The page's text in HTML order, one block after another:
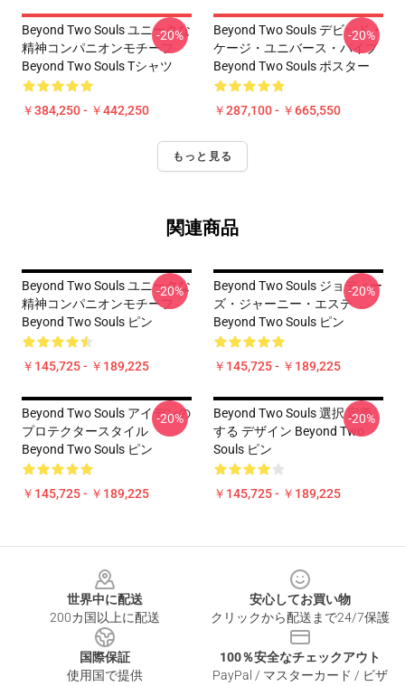
Beyond Two Souls ユニークな
精神コンパニオンモチーフ
Beyond Two Souls Tシャツ
￥384,250 - ￥442,250
-20%
Beyond Two Souls デビッド・
ケージ・ユニバース・バイブ
Beyond Two Souls ポスター
￥287,100 - ￥665,550
-20%
もっと見る
関連商品
Beyond Two Souls ユニークな
精神コンパニオンモチーフ
Beyond Two Souls ピン
￥145,725 - ￥189,225
-20%
Beyond Two Souls ジョディー
ズ・ジャーニー・エステ
Beyond Two Souls ピン
￥145,725 - ￥189,225
-20%
Beyond Two Souls アイデンの
プロテクタースタイル
Beyond Two Souls ピン
￥145,725 - ￥189,225
-20%
Beyond Two Souls 選択 定義
する デザイン Beyond Two
Souls ピン
￥145,725 - ￥189,225
-20%
世界中に配送
200カ国以上に配送
安心してお買い物
クリックから配送まで24/7保護
国際保証
使用国で提供
100％安全なチェックアウト
PayPal / マスターカード / ビザ